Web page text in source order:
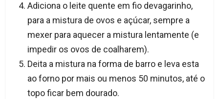
Adiciona o leite quente em fio devagarinho,
para a mistura de ovos e açúcar, sempre a
mexer para aquecer a mistura lentamente (e
impedir os ovos de coalharem).
Deita a mistura na forma de barro e leva esta
ao forno por mais ou menos 50 minutos, até o
topo ficar bem dourado.